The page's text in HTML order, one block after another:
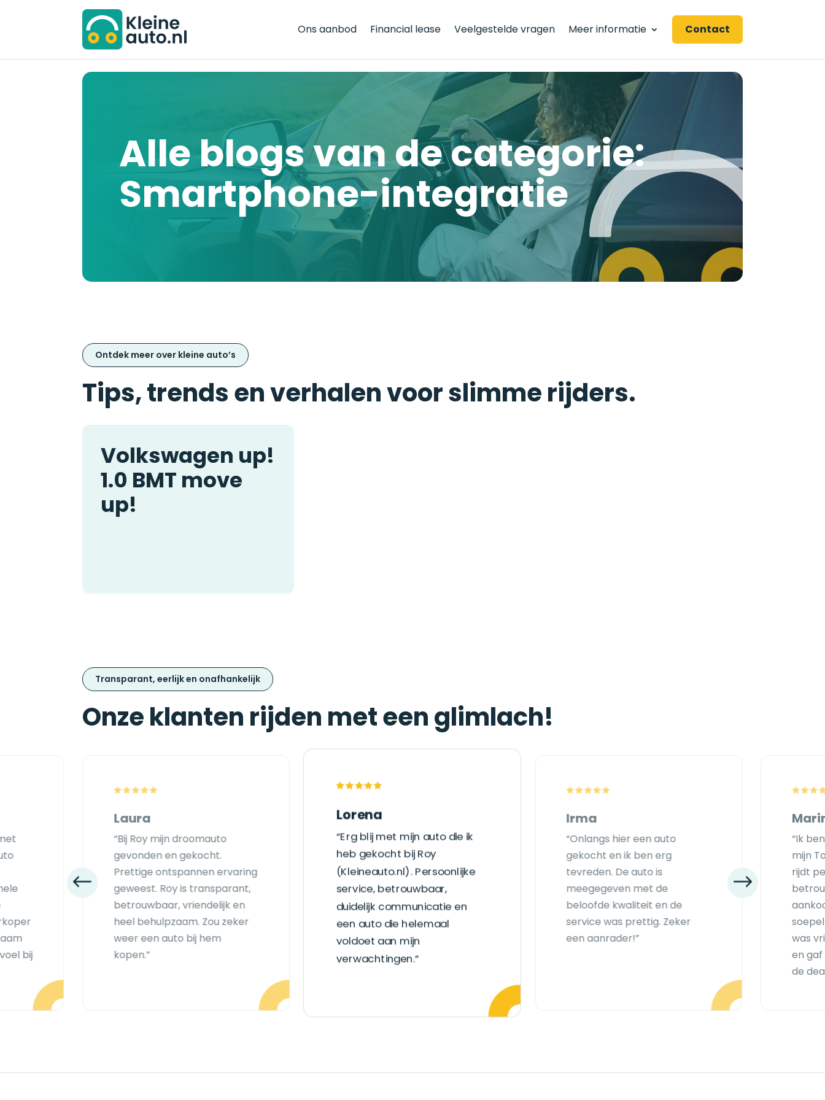
Ons aanbod Financial lease Veelgestelde vragen Meer informatie Contact
Alle blogs van de categorie:
Smartphone-integratie
Ontdek meer over kleine auto’s
Tips, trends en verhalen voor slimme rijders.
Volkswagen up!
1.0 BMT move
up!
Transparant, eerlijk en onafhankelijk
Onze klanten rijden met een glimlach!
bij
Laura
“Bij Roy mijn droomauto
gevonden en gekocht.
Prettige ontspannen ervaring
geweest. Roy is transparant,
betrouwbaar, vriendelijk en
heel behulpzaam. Zou zeker
weer een auto bij hem
kopen.”
Lorena
“Erg blij met mijn auto die ik
heb gekocht bij Roy
(Kleineauto.nl). Persoonlijke
service, betrouwbaar,
duidelijk communicatie en
een auto die helemaal
voldoet aan mijn
verwachtingen.”
Irma
“Onlangs hier een auto
gekocht en ik ben erg
tevreden. De auto is
meegegeven met de
beloofde kwaliteit en de
service was prettig. Zeker
een aanrader!”
“Ik
mijn
rijdt
was
en
de